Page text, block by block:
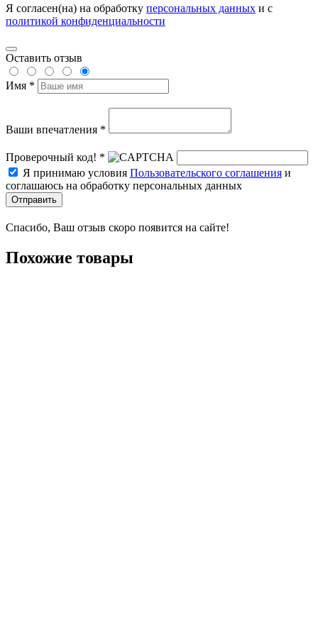
Я согласен(на) на обработку персональных данных и с
политикой конфиденциальности
Оставить отзыв
Имя *
Ваши впечатления *
Проверочный код! *
Я принимаю условия Пользовательского соглашения и
соглашаюсь на обработку персональных данных
Отправить
Спасибо, Ваш отзыв скоро появится на сайте!
Похожие товары